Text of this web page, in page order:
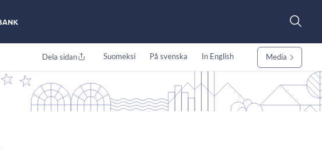
Dela sidan Suomeksi På svenska In English Media